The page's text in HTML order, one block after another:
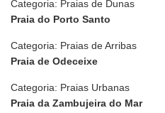
Categoria: Praias de Dunas
Praia do Porto Santo
Categoria: Praias de Arribas
Praia de Odeceixe
Categoria: Praias Urbanas
Praia da Zambujeira do Mar